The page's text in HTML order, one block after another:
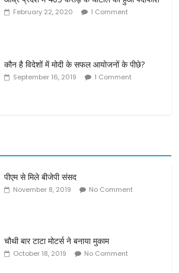
February 22, 2020 1 Comment
कौन है विदेशों में मोदी के सफल आयोजनों के पीछे?
September 16, 2019 1 Comment
पीएम से मिले बीजेपी संसद
November 8, 2019 No Comment
चौथी बार टाटा मोटर्स ने बनाया मुकाम
October 18, 2019 No Comment